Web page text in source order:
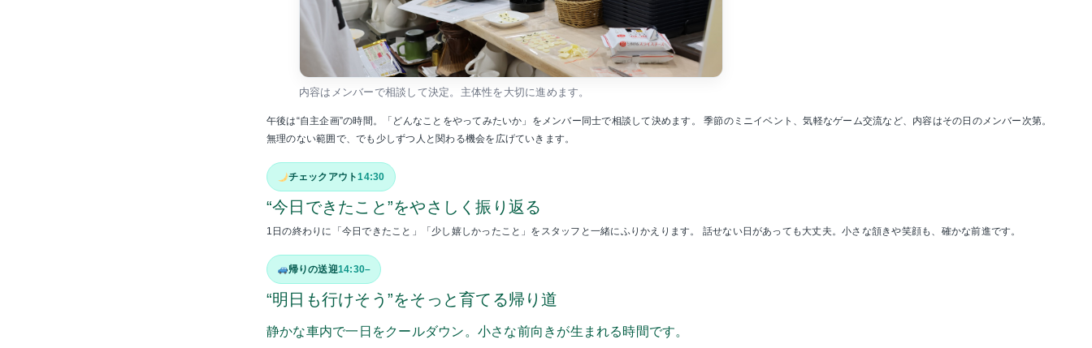
内容はメンバーで相談して決定。主体性を大切に進めます。
午後は“自主企画”の時間。「どんなことをやってみたいか」をメンバー同士で相談して決めます。 季節のミニイベント、気軽なゲーム交流など、内容はその日のメンバー次第。
無理のない範囲で、でも少しずつ人と関わる機会を広げていきます。
チェックアウト14:30
“今日できたこと”をやさしく振り返る
1日の終わりに「今日できたこと」「少し嬉しかったこと」をスタッフと一緒にふりかえります。 話せない日があっても大丈夫。小さな頷きや笑顔も、確かな前進です。
帰りの送迎14:30–
“明日も行けそう”をそっと育てる帰り道
静かな車内で一日をクールダウン。小さな前向きが生まれる時間です。